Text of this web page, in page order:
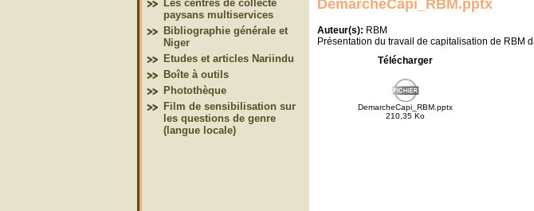
Les centres de collecte
paysans multiservices
Bibliographie générale et
Niger
Etudes et articles Nariindu
Boîte à outils
Photothèque
Film de sensibilisation sur
les questions de genre
(langue locale)
DemarcheCapi_RBM.pptx
Auteur(s): RBM
Présentation du travail de capitalisation de RBM
Télécharger
DemarcheCapi_RBM.pptx
210,35 Ko